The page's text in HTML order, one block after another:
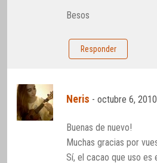
Besos
Responder
Neris -octubre 6,
Buenas de nuevo!
Muchas gracias por
Sí, el cacao que uso es